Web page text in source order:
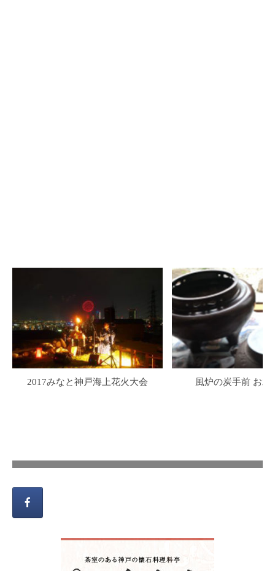
2017みなと神戸海上花火大会 風炉の炭手前 お水